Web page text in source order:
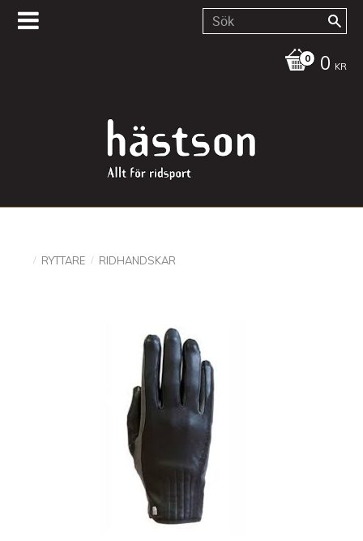
0 KR
RYTTARE RIDHANDSKAR